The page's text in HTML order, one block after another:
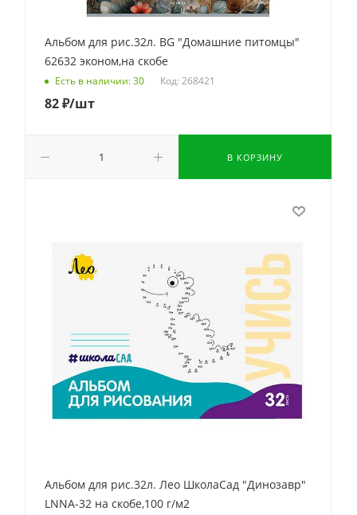
Альбом для рис.32л. BG "Домашние питомцы"
62632 эконом,на скобе
Есть в наличии: 30 Код: 268421
82₽/шт
В КОРЗИНУ
Альбом для рис.32л. Лео ШколаСад "Динозавр"
LNNA-32 на скобе,100 г/м2